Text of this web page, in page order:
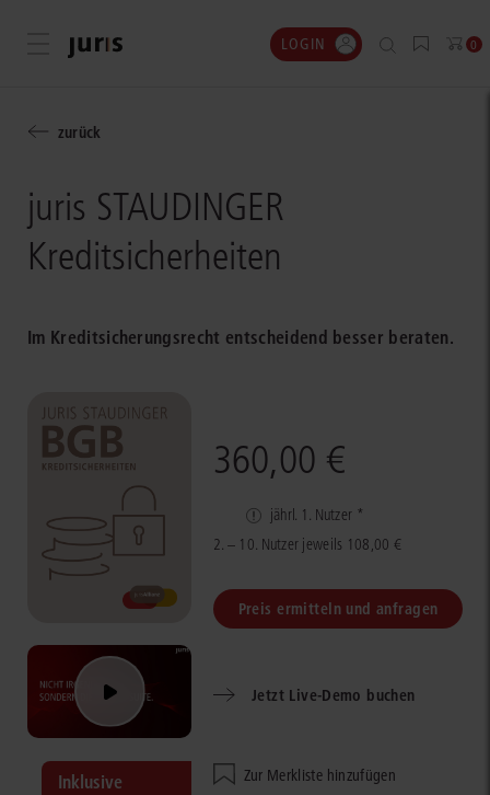
Menü öffnen LOGIN 0
zurück
juris STAUDINGER
Kreditsicherheiten
Im Kreditsicherungsrecht entscheidend besser beraten.
Inklusive
360,00 €
jährl. 1. Nutzer *
2. – 10. Nutzer jeweils 108,00 €
Preis ermitteln und anfragen
Zur Merkliste hinzufügen
Jetzt Live-Demo buchen